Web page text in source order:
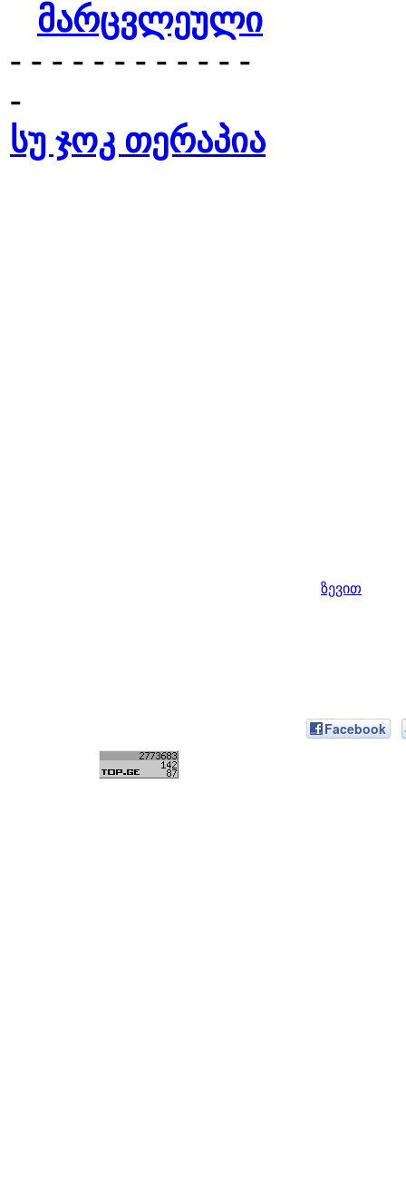
მარცვლეული
- - - - - - - - - - - -
-
სუ ჯოკ თერაპია
ზევით
Facebook